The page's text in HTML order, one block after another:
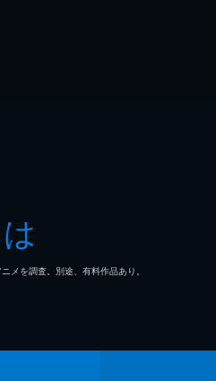
を調査。別途、有料作品あり。